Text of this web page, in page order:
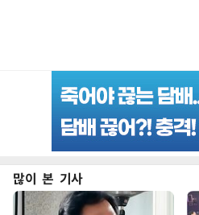
많이 본 기사